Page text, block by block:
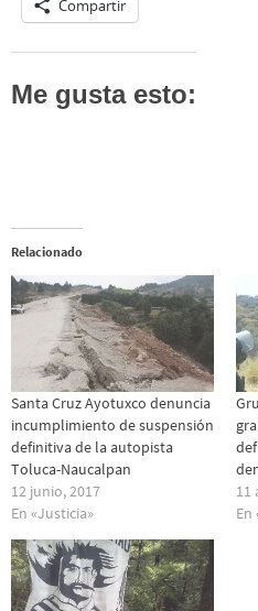
Compartir
Me gusta esto:
Relacionado
Santa Cruz Ayotuxco denuncia
incumplimiento de suspensión
definitiva de la autopista
Toluca-Naucalpan
12 junio, 2017
En «Justicia»
11
En